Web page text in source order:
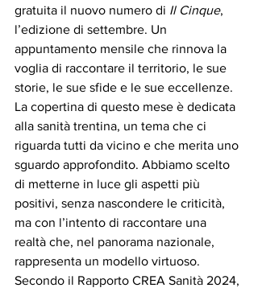
gratuita il nuovo numero di Il Cinque,
l’edizione di settembre. Un
appuntamento mensile che rinnova la
voglia di raccontare il territorio, le sue
storie, le sue sfide e le sue eccellenze.
La copertina di questo mese è dedicata
alla sanità trentina, un tema che ci
riguarda tutti da vicino e che merita uno
sguardo approfondito. Abbiamo scelto
di metterne in luce gli aspetti più
positivi, senza nascondere le criticità,
ma con l’intento di raccontare una
realtà che, nel panorama nazionale,
rappresenta un modello virtuoso.
Secondo il Rapporto CREA Sanità 2024,